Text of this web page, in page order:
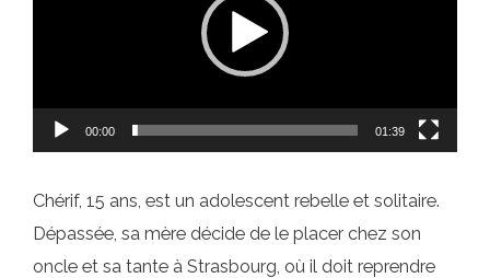
00:00 01:39
Chérif, 15 ans, est un adolescent rebelle et solitaire.
Dépassée, sa mère décide de le placer chez son
oncle et sa tante à Strasbourg, où il doit reprendre